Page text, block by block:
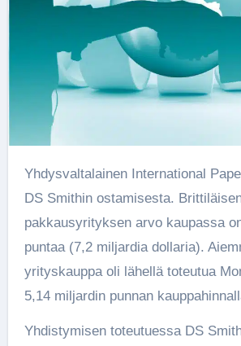
Yhdysvaltalainen International Paper sopi tiistaina
DS Smithin ostamisesta.
pakkausyrityksen arvo kaupassa
puntaa (7,2 miljardia dollaria).
yrityskauppa oli lähellä toteutua
5,14 miljardin punnan
Yhdistymisen toteutuessa DS